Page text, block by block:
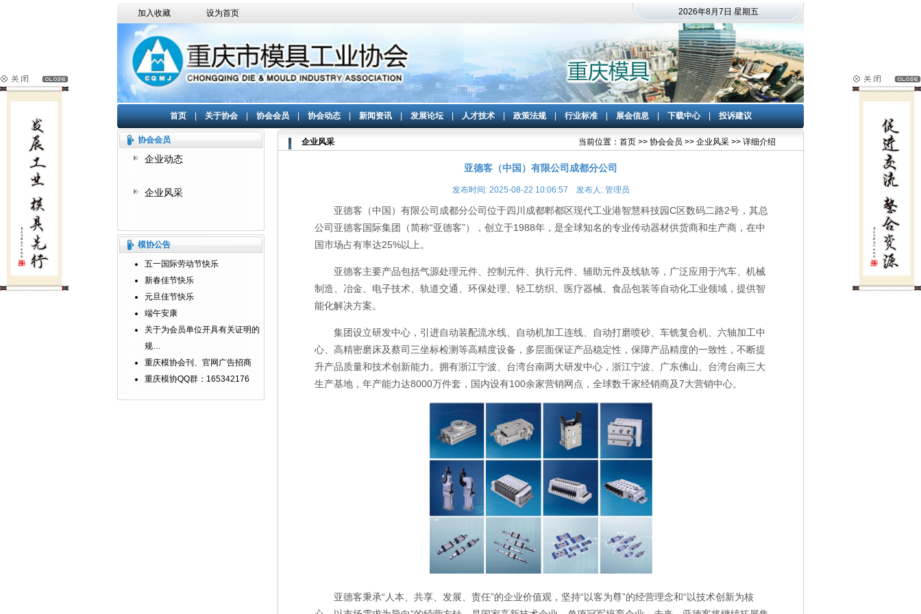
加入收藏 设为首页 2026年8月7日 星期五
首页|关于协会|协会会员|协会动态|新闻资讯|发展论坛|人才技术|政策法规|行业标准|展会信息|下载中心|投诉建议
协会会员
企业动态
企业风采
模协公告
五一国际劳动节快乐
新春佳节快乐
元旦佳节快乐
端午安康
关于为会员单位开具有关证明的
规…
重庆模协会刊、官网广告招商
重庆模协QQ群：165342176
企业风采 当前位置：首页 >> 协会会员 >> 企业风采 >> 详细介绍
亚德客（中国）有限公司成都分公司
发布时间: 2025-08-22 10:06:57 发布人: 管理员
亚德客（中国）有限公司成都分公司位于四川成都郫都区现代工业港智慧科技园C区数码二路2号，其总
公司 亚德客国际集团（简称“亚德客”） ‌，创立于1988年，是全球知名的专业传动器材供货商和生产商， 在中
国市场占有率达25%以上 。
亚德客主要产品包括气源处理元件、控制元件、执行元件、辅助元件及线轨等，广泛应用于汽车、机械
制造、冶金、电子技术、轨道交通、环保处理、轻工纺织、医疗器械、食品包装等自动化工业领域，提供智
能化解决方案。
集团设立研发中心，引进自动装配流水线、自动机加工连线、自动打磨喷砂、车铣复合机、六轴加工中
心、高精密磨床及蔡司三坐标检测等高精度设备，多层面保证产品稳定性，保障产品精度的一致性，不断提
升产品质量和技术创新能力。拥有浙江宁波、台湾台南两大研发中心，浙江宁波、广东佛山、台湾台南三大
生产基地， 年产能力达8000万件套 ， 国内设有100余家营销网点，全球数千家经销商及7大营销中心。
亚德客秉承“人本、共享、发展、责任”的企业价值观，坚持“以客为尊”的经营理念和“以技术创新为核